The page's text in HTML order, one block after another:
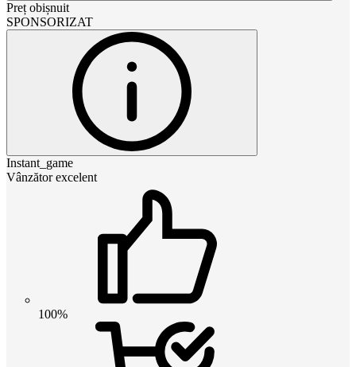
Preț obișnuit
SPONSORIZAT
Instant_game
Vânzător excelent
100%